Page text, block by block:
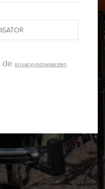
de privacyvoorwaarden